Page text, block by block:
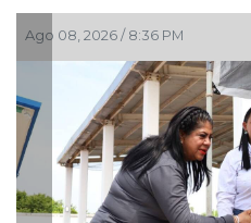
Ago 08, 2026 / 6:55 PM